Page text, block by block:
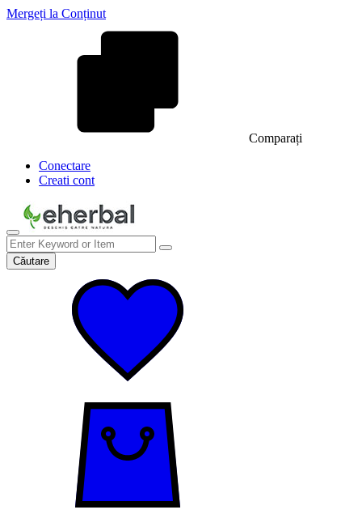
Mergeți la Conținut
Comparați
Conectare
Creati cont
Căutare